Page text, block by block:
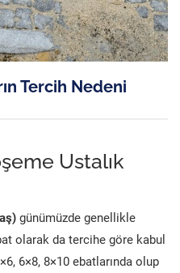
Tercih Nedeni
Ustalık
günümüzde genellikle
olarak da tercihe göre kabul
6×8, 8×10 ebatlarında olup